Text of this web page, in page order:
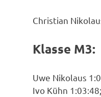
Christian
Klasse M3:
Uwe Nikolaus
Ivo Kühn